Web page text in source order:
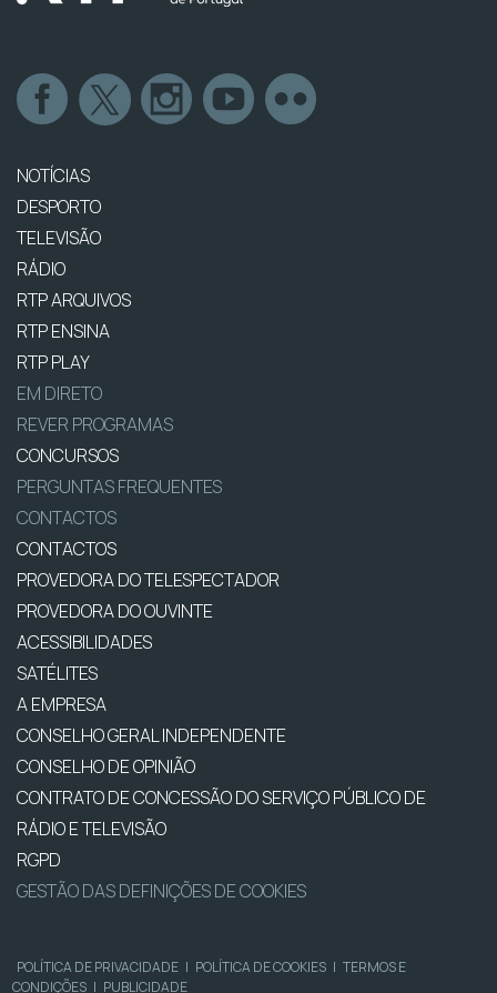
NOTÍCIAS
DESPORTO
TELEVISÃO
RÁDIO
RTP ARQUIVOS
RTP ENSINA
RTP PLAY
EM DIRETO
REVER PROGRAMAS
CONCURSOS
PERGUNTAS FREQUENTES
CONTACTOS
CONTACTOS
PROVEDORA DO TELESPECTADOR
PROVEDORA DO OUVINTE
ACESSIBILIDADES
SATÉLITES
A EMPRESA
CONSELHO GERAL INDEPENDENTE
CONSELHO DE OPINIÃO
CONTRATO DE CONCESSÃO DO SERVIÇO PÚBLICO DE
RÁDIO E TELEVISÃO
RGPD
GESTÃO DAS DEFINIÇÕES DE COOKIES
POLÍTICA DE PRIVACIDADE | POLÍTICA DE COOKIES | TERMOS E
CONDIÇÕES | PUBLICIDADE